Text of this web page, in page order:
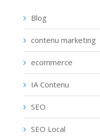
Blog
contenu marketing
ecommerce
IA Contenu
SEO
SEO Local